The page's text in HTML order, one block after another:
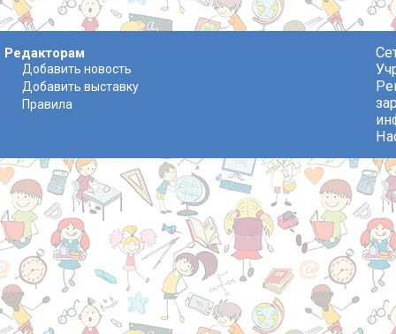
Редакторам
Добавить новость
Добавить выставку
Правила